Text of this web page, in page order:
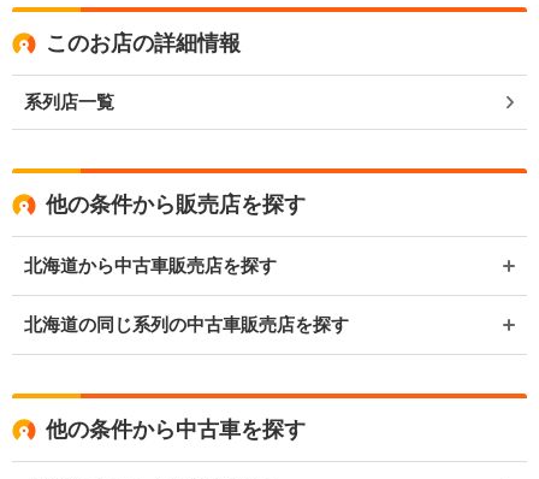
このお店の詳細情報
系列店一覧
他の条件から販売店を探す
北海道から中古車販売店を探す
北海道の同じ系列の中古車販売店を探す
他の条件から中古車を探す